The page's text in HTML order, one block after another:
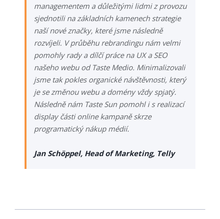
managementem a důležitými lidmi z provozu
sjednotili na základních kamenech strategie
naší nové značky, které jsme následně
rozvíjeli. V průběhu rebrandingu nám velmi
pomohly rady a dílčí práce na UX a SEO
našeho webu od Taste Medio. Minimalizovali
jsme tak pokles organické návštěvnosti, který
je se změnou webu a domény vždy spjatý.
Následně nám Taste Sun pomohl i s realizací
display části online kampaně skrze
programatický nákup médií.
Jan Schöppel, Head of Marketing, Telly